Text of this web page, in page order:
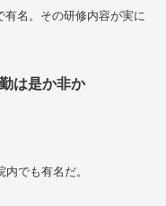
名。その研修内容が実に
は是か非か
でも有名だ。